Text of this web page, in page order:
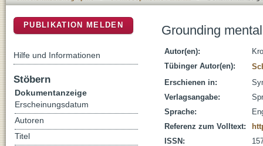
Grounding
Autor(en):
Tübinger Autor(en):
Erschienen in:
Verlagsangabe:
Sprache:
Referenz zum Volltext:
ISSN:
PUBLIKATION MELDEN
Hilfe und Informationen
Stöbern
Dokumentanzeige
Erscheinungsdatum
Autoren
Titel